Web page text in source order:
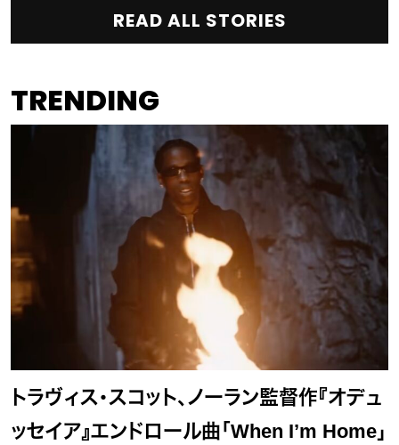
READ ALL STORIES
TRENDING
トラヴィス・スコット、ノーラン監督作『オデュ
ッセイア』エンドロール曲「When I’m Home」